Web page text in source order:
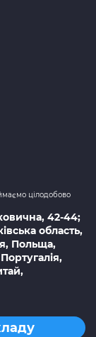
цілодобово
42-44;
область,
Польща,